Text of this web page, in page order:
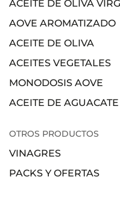
ACEITE DE OLIVA
AOVE AROMATIZADO
ACEITE DE OLIVA
ACEITES VEGETALES
MONODOSIS AOVE
ACEITE DE AGUACATE
OTROS PRODUCTOS
VINAGRES
PACKS Y OFERTAS